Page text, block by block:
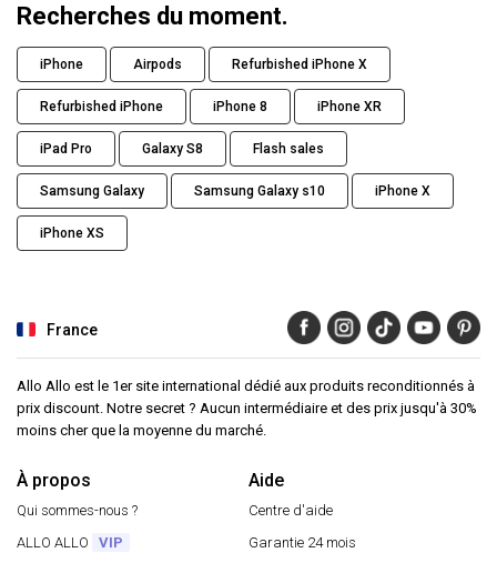
Recherches du moment.
iPhone Airpods Refurbished iPhone X
Refurbished iPhone iPhone 8 iPhone XR
iPad Pro Galaxy S8 Flash sales
Samsung Galaxy Samsung Galaxy s10 iPhone X
iPhone XS
France
Allo Allo est le 1er site international dédié aux produits reconditionnés à
prix discount. Notre secret ? Aucun intermédiaire et des prix jusqu'à 30%
moins cher que la moyenne du marché.
À propos
Qui sommes-nous ?
ALLO ALLO
VIP
Aide
Centre d'aide
Garantie 24 mois